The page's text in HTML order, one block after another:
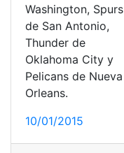
Washington, Spurs
de San Antonio,
Thunder de
Oklahoma City y
Pelicans de Nueva
Orleans.
10/01/2015